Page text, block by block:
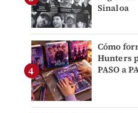
Sinaloa
Cómo
Hunters
PASO a